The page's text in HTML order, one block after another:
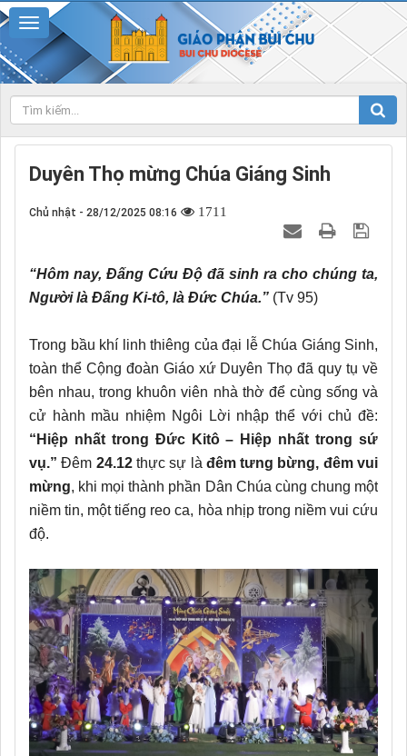
Duyên Thọ mừng Chúa Giáng Sinh
Chủ nhật - 28/12/2025 08:16 1711
“Hôm nay, Đấng Cứu Độ đã sinh ra cho chúng ta,
Người là Đấng Ki-tô, là Đức Chúa.” (Tv 95)
Trong bầu khí linh thiêng của đại lễ Chúa Giáng Sinh,
toàn thể Cộng đoàn Giáo xứ Duyên Thọ đã quy tụ về
bên nhau, trong khuôn viên nhà thờ để cùng sống và
cử hành mầu nhiệm Ngôi Lời nhập thể với chủ đề:
“Hiệp nhất trong Đức Kitô – Hiệp nhất trong sứ
vụ.” Đêm 24.12thực sự là đêm tưng bừng, đêm vui
mừng, khi mọi thành phần Dân Chúa cùng chung một
niềm tin, một tiếng reo ca, hòa nhịp trong niềm vui cứu
độ.